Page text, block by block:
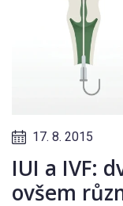
17. 8. 2015
IUI a IVF:
ovšem